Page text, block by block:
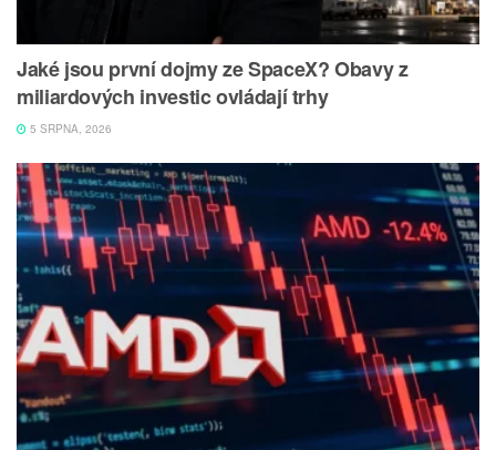
Jaké jsou první dojmy ze SpaceX? Obavy z
miliardových investic ovládají trhy
5 SRPNA, 2026